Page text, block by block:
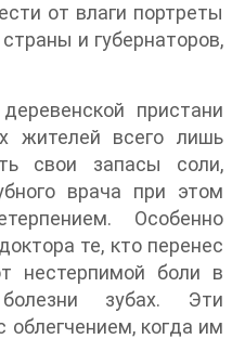
от влаги портреты
и губернаторов,
пристани
жителей всего лишь
свои запасы соли,
врача при этом
Особенно
те, кто перенес
нестерпимой боли в
зубах. Эти
когда им